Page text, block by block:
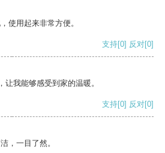
使用起来非常方便。
支持[0] 反对[0]
我能够感受到家的温暖。
支持[0] 反对[0]
，一目了然。